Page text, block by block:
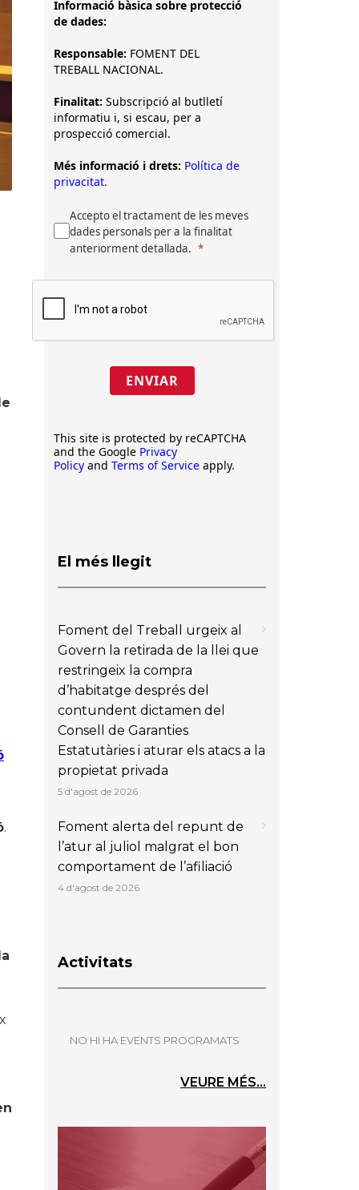
.
Informació bàsica sobre protecció
de dades:
Responsable: FOMENT DEL
TREBALL NACIONAL.
Finalitat: Subscripció al butlletí
informatiu i, si escau, per a
prospecció comercial.
Més informació i drets: Política de
privacitat.
Accepto el tractament de les meves
dades personals per a la finalitat
anteriorment detallada.
ENVIAR
This site is protected by reCAPTCHA
and the Google Privacy
Policy and Terms of Service apply.
El més llegit
Foment del Treball urgeix al
Govern la retirada de la llei que
restringeix la compra
d’habitatge després del
contundent dictamen del
Consell de Garanties
Estatutàries i aturar els atacs a la
propietat privada
5 d'agost de 2026
Foment alerta del repunt de
l’atur al juliol malgrat el bon
comportament de l’afiliació
4 d'agost de 2026
Activitats
NO HI HA EVENTS PROGRAMATS
VEURE MÉS...